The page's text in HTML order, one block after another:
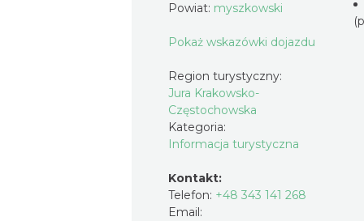
Powiat: myszkowski
Pokaż wskazówki dojazdu
Region turystyczny:
Jura Krakowsko-
Częstochowska
Kategoria:
Informacja turystyczna
Kontakt:
Telefon: +48 343 141 268
Email: